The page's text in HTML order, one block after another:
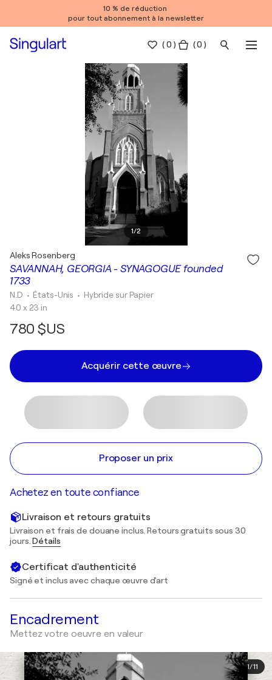
10 % de réduction
pour tout abonnement à la newsletter
(0 ) ( 0 )
1/2
SAVANNAH, GEORGIA - SYNAGOGUE founded
1733
Aleks Rosenberg
N.D • États-Unis • Hybride sur Papier
40 x 23 in
780 $US
Acquérir cette œuvre
Proposer un prix
Achetez en toute confiance
Livraison et retours gratuits
Livraison et frais de douane inclus. Retours gratuits sous 30
jours.Détails
Certificat d'authenticité
Signé et inclus avec chaque œuvre d'art
Encadrement
Mettez votre oeuvre en valeur
1/11